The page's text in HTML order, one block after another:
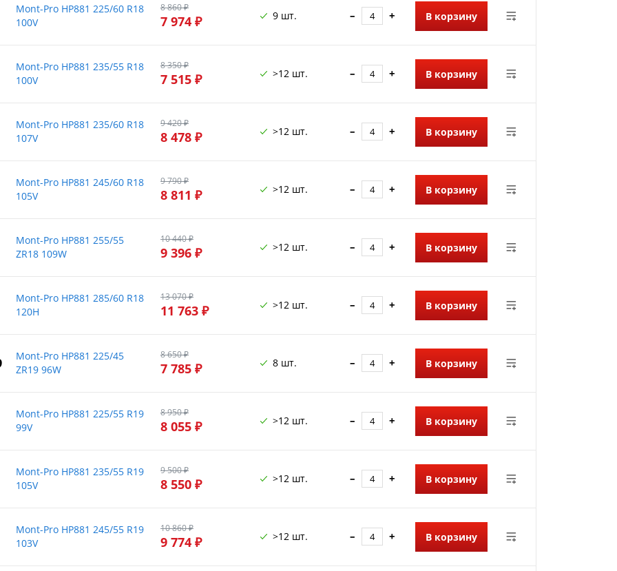
Mont-Pro HP881 225/60 R18
100V
8 860 ₽
7 974 ₽ 9 шт. – + В корзину
Mont-Pro HP881 235/55 R18
100V
8 350 ₽
7 515 ₽ >12 шт. – + В корзину
Mont-Pro HP881 235/60 R18
107V
9 420 ₽
8 478 ₽ >12 шт. – + В корзину
Mont-Pro HP881 245/60 R18
105V
9 790 ₽
8 811 ₽ >12 шт. – + В корзину
Mont-Pro HP881 255/55
ZR18 109W
10 440 ₽
9 396 ₽ >12 шт. – + В корзину
Mont-Pro HP881 285/60 R18
120H
13 070 ₽
11 763 ₽ >12 шт. – + В корзину
Mont-Pro HP881 225/45
ZR19 96W
8 650 ₽
7 785 ₽ 8 шт. – + В корзину
Mont-Pro HP881 225/55 R19
99V
8 950 ₽
8 055 ₽ >12 шт. – + В корзину
Mont-Pro HP881 235/55 R19
105V
9 500 ₽
8 550 ₽ >12 шт. – + В корзину
Mont-Pro HP881 245/55 R19
103V
10 860 ₽
9 774 ₽ >12 шт. – + В корзину